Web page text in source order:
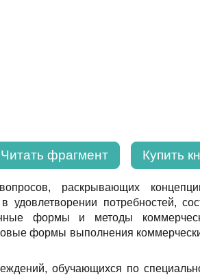
Читать фрагмент Купить
раскрывающих
удовлетворении потребностей,
формы и методы
формы выполнения
обучающихся по